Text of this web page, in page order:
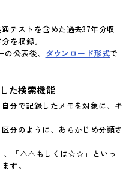
テストを含めた過去37年分収
を収録。
公表後、 ダウンロード形式で
た検索機能
分で記録したメモを対象に、キ
分のように、あらかじめ分類さ
、「△△もしくは☆☆」といっ
す。